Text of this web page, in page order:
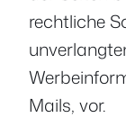
rechtliche
Mails, vor.